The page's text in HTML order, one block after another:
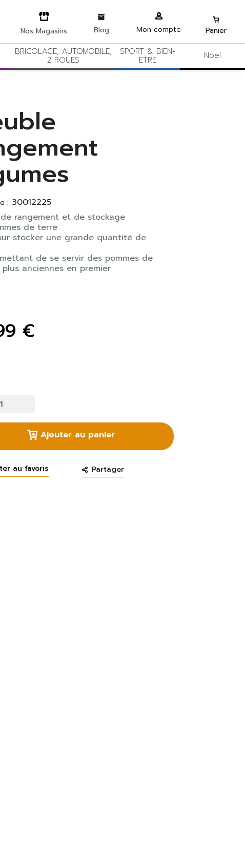
Nos Magasins Blog Mon compte Panier
BRICOLAGE, AUTOMOBILE,
2 ROUES
SPORT & BIEN-
ETRE Noël
: 30012225
rangement et de stockage
de terre
stocker une grande quantité de
de se servir des pommes de
anciennes en premier
€
Ajouter au panier
au favoris Partager